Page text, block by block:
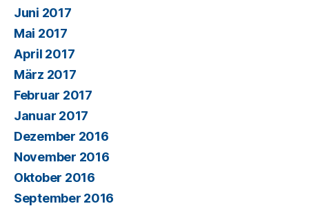
Juni 2017
Mai 2017
April 2017
März 2017
Februar 2017
Januar 2017
Dezember 2016
November 2016
Oktober 2016
September 2016